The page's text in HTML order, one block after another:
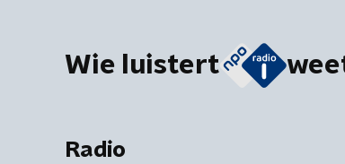
Wie luistert
Radio